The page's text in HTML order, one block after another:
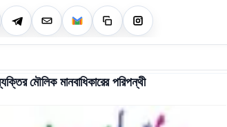
মৌলিক মানবাধিকারের পরিপন্থী